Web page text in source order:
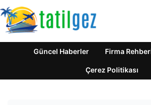
Güncel Haberler Firma
Çerez Politikası